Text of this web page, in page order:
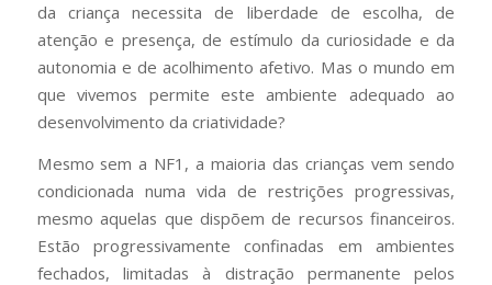
da criança necessita de liberdade de escolha, de
atenção e presença, de estímulo da curiosidade e da
autonomia e de acolhimento afetivo. Mas o mundo em
que vivemos permite este ambiente adequado ao
desenvolvimento da criatividade?
Mesmo sem a NF1, a maioria das crianças vem sendo
condicionada numa vida de restrições progressivas,
mesmo aquelas que dispõem de recursos financeiros.
Estão progressivamente confinadas em ambientes
fechados, limitadas à distração permanente pelos